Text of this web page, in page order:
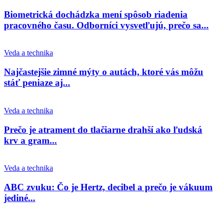
Biometrická dochádzka mení spôsob riadenia
pracovného času. Odborníci vysvetľujú, prečo sa...
Veda a technika
Najčastejšie zimné mýty o autách, ktoré vás môžu
stáť peniaze aj...
Veda a technika
Prečo je atrament do tlačiarne drahší ako ľudská
krv a gram...
Veda a technika
ABC zvuku: Čo je Hertz, decibel a prečo je vákuum
jediné...